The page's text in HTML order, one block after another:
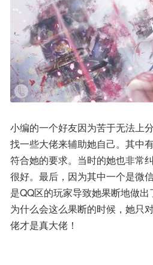
小编的一个好友因为苦于无法上
找一些大佬来辅助她自己。其中
符合她的要求。当时的她也非常
很好。最后，因为其中一个是微
是QQ区的玩家导致她果断地做
为什么会这么果断的时候，她只
佬才是真大佬！